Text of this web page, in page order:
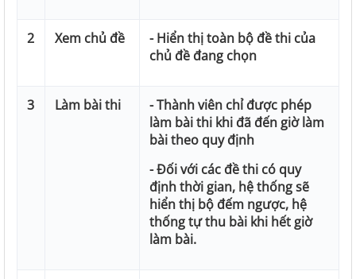
2 Xem chủ đề
- Hiển thị toàn bộ đề thi của
chủ đề đang chọn
3 Làm bài thi
- Thành viên chỉ được phép
làm bài thi khi đã đến giờ làm
bài theo quy định
- Đối với các đề thi có quy
định thời gian, hệ thống sẽ
hiển thị bộ đếm ngược, hệ
thống tự thu bài khi hết giờ
làm bài.